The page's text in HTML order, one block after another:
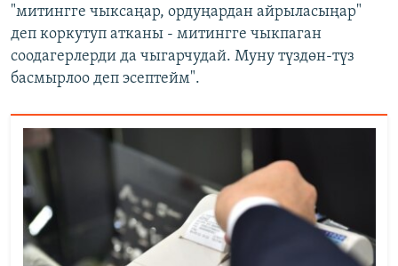
"митингге чыксаңар, ордуңардан айрыласыңар"
деп коркутуп атканы - митингге чыкпаган
соодагерлерди да чыгарчудай. Муну түздөн-түз
басмырлоо деп эсептейм".